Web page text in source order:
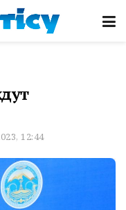
12:44